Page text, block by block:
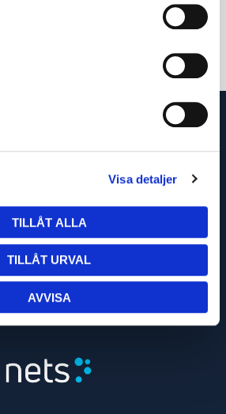
Visa detaljer
TILLÅT ALLA
TILLÅT URVAL
AVVISA
OM OSS
KÖPVILLKOR
TURBILSSCHEMA